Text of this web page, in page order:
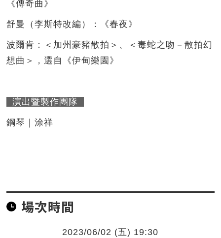
《傳奇曲》
舒曼（李斯特改編）：《春夜》
波爾肯：＜加州豪豬散拍＞、＜毒蛇之吻－散拍幻
想曲＞，選自《伊甸樂園》
演出暨製作團隊
鋼琴｜涂祥
場次時間
2023/06/02 (五) 19:30